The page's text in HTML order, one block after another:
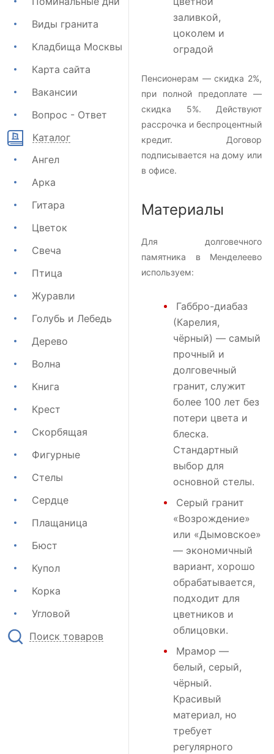
Виды гранита
Кладбища Москвы
Карта сайта
Вакансии
Вопрос - Ответ
Каталог
Ангел
Арка
Гитара
Цветок
Свеча
Птица
Журавли
Голубь и Лебедь
Дерево
Волна
Книга
Крест
Скорбящая
Фигурные
Стелы
Сердце
Плащаница
Бюст
Купол
Корка
Угловой
Поиск товаров
заливкой,
цоколем и
оградой
Пенсионерам — скидка 2%,
при полной предоплате —
скидка 5%. Действуют
рассрочка и беспроцентный
кредит. Договор
подписывается на дому или
в офисе.
Материалы
Для долговечного
памятника в Менделеево
используем:
Габбро-диабаз
(Карелия,
чёрный) — самый
прочный и
долговечный
гранит, служит
более 100 лет без
потери цвета и
блеска.
Стандартный
выбор для
основной стелы.
Серый гранит
«Возрождение»
или «Дымовское»
— экономичный
вариант, хорошо
обрабатывается,
подходит для
цветников и
облицовки.
Мрамор —
белый, серый,
чёрный.
Красивый
материал, но
требует
регулярного